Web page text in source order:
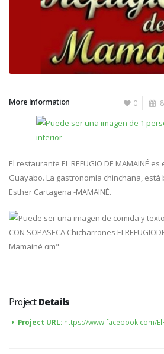
0
More Information
El restaurante EL REFUGIO DE MAMAINÉ
Guayabo. La gastronomía chinchana,
Esther Cartagena -MAMAINÉ.
ProjectDetails
Project URL: https://www.facebook.com/